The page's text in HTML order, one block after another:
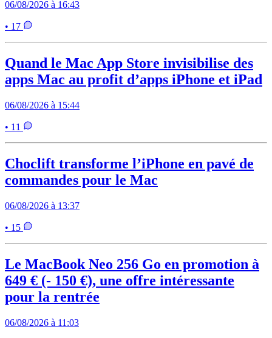
06/08/2026 à 16:43
• 17
Quand le Mac App Store invisibilise des
apps Mac au profit d’apps iPhone et iPad
06/08/2026 à 15:44
• 11
Choclift transforme l’iPhone en pavé de
commandes pour le Mac
06/08/2026 à 13:37
• 15
Le MacBook Neo 256 Go en promotion à
649 € (- 150 €), une offre intéressante
pour la rentrée
06/08/2026 à 11:03